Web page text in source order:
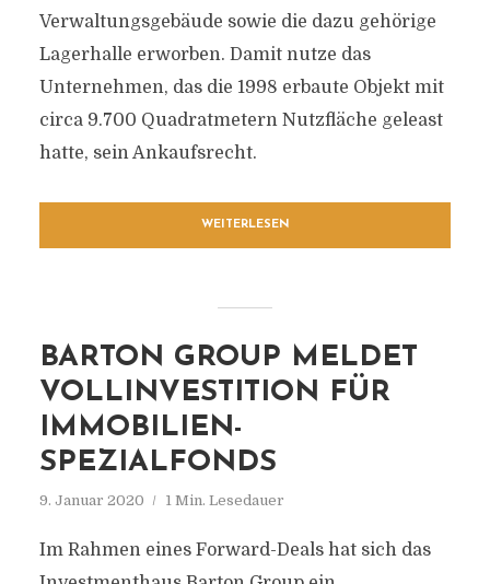
Verwaltungsgebäude sowie die dazu gehörige
Lagerhalle erworben. Damit nutze das
Unternehmen, das die 1998 erbaute Objekt mit
circa 9.700 Quadratmetern Nutzfläche geleast
hatte, sein Ankaufsrecht.
WEITERLESEN
BARTON GROUP MELDET
VOLLINVESTITION FÜR
IMMOBILIEN-
SPEZIALFONDS
9. Januar 2020 1 Min. Lesedauer
Im Rahmen eines Forward-Deals hat sich das